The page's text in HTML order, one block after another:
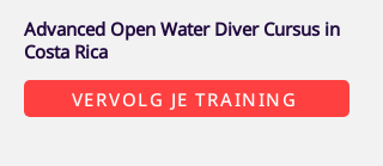
Advanced Open Water Diver Cursus in
Costa Rica
VERVOLG JE TRAINING